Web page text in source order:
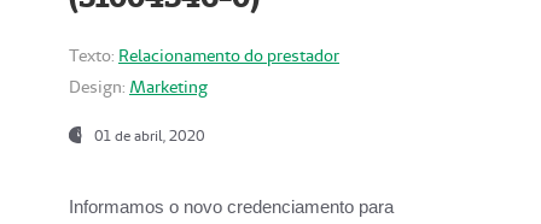
Texto: Relacionamento do prestador
Design: Marketing
01 de abril, 2020
Informamos o novo credenciamento para